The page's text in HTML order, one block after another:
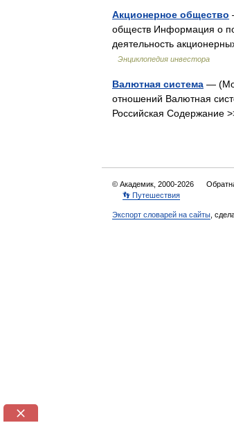
Акционерное общество
обществ Информация о
деятельность
Энциклопедия инвестора
Валютная система —
отношений Валютная
Российская Содержание
© Академик, 2000-2026
👣 Путешествия
Экспорт словарей на сайты ,